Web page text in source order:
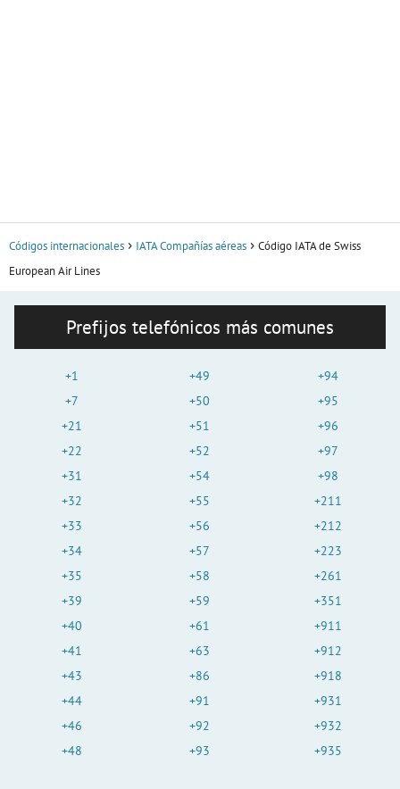
Códigos internacionales IATA Compañías aéreas
Código IATA de Swiss
European Air Lines
Prefijos telefónicos más comunes
+1
+7
+21
+22
+31
+32
+33
+34
+35
+39
+40
+41
+43
+44
+46
+48
+49
+50
+51
+52
+54
+55
+56
+57
+58
+59
+61
+63
+86
+91
+92
+93
+94
+95
+96
+97
+98
+211
+212
+223
+261
+351
+911
+912
+918
+931
+932
+935